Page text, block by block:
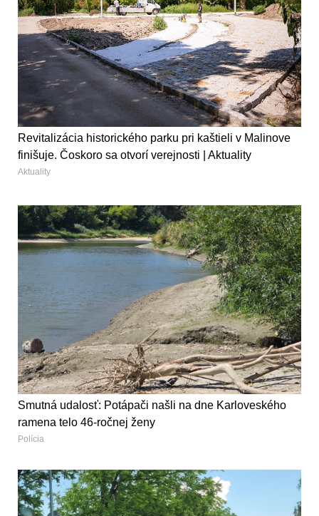
Revitalizácia historického parku pri kaštieli v Malinove
finišuje. Čoskoro sa otvorí verejnosti | Aktuality
Aktuality
Smutná udalosť: Potápači našli na dne Karloveského
ramena telo 46-ročnej ženy
Polícia